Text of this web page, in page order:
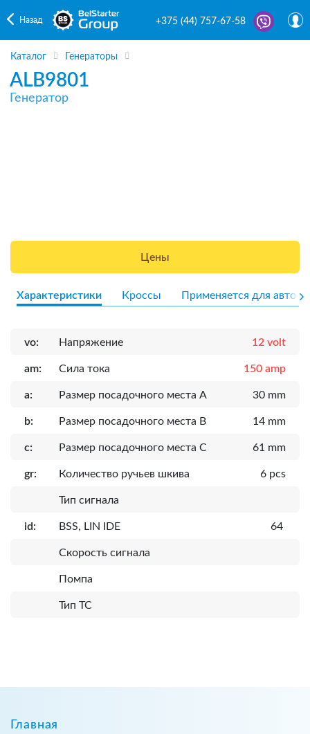
Назад +375 (44) 757-67-58
Каталог Генераторы
ALB9801
Генератор
Цены
Характеристики Кроссы Применяется для авто
vo: Напряжение 12 volt
am: Сила тока 150 amp
a: Размер посадочного места A 30 mm
b: Размер посадочного места B 14 mm
c: Размер посадочного места C 61 mm
gr: Количество ручьев шкива 6 pcs
Тип сигнала
id: BSS, LIN IDE 64
Скорость сигнала
Помпа
Тип ТС
Главная